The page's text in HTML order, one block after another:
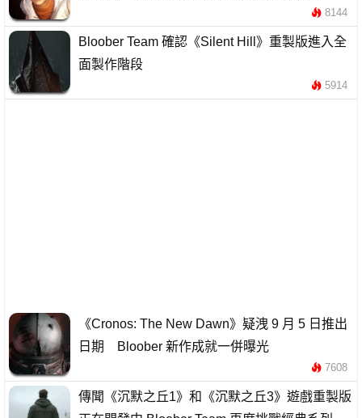
8144
Bloober Team 確認《Silent Hill》重製版進入全
面製作階段
5914
《Cronos: The New Dawn》疑洩 9 月 5 日推出
日期 Bloober 新作成就一併曝光
7608
傳聞《沉默之丘1》和《沉默之丘3》遊戲重製版